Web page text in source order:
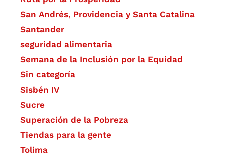
San Andrés, Providencia y Santa Catalina
Santander
seguridad alimentaria
Semana de la Inclusión por la Equidad
Sin categoría
Sisbén IV
Sucre
Superación de la Pobreza
Tiendas para la gente
Tolima